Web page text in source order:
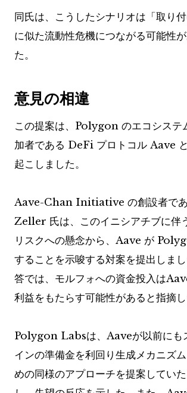
同氏は、こうしたシナリオは「取り付
に似た流動性危機につながる可能性
た。
意見の相違
この提案は、Polygon のエコシステ
加者である DeFi プロトコル Aave
起こしました。
Aave-Chan Initiative の創設者で
Zeller 氏は、このイニシアチブに伴
リスクへの懸念から、Aave が
することを示唆する対案を提出しま
答では、モルフォへの資金投入は
利益をもたらす可能性があると指摘し
Polygon Labsは、Aaveが以前にも
インの準備金を利回り生成メカニズ
めの同様のアプローチを提案してい